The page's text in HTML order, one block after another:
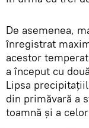
De asemenea,
înregistrat
acestor
a început cu
Lipsa
din primăvară a
toamnă și a